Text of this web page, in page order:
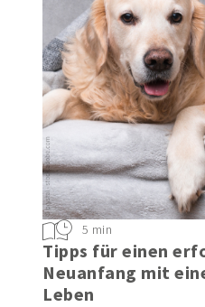
Tipps für einen
Neuanfang mit
Leben
5 min